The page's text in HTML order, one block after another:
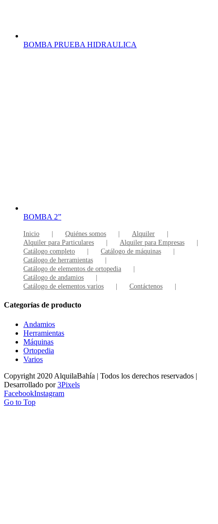
BOMBA PRUEBA HIDRAULICA
BOMBA 2”
Inicio Quiénes somos
Alquiler
Alquiler para Particulares
Alquiler para Empresas
Catálogo completo
Catálogo de máquinas
Catálogo de herramientas
Catálogo de elementos de ortopedia
Catálogo de andamios
Catálogo de elementos varios
Contáctenos
Categorías de producto
Andamios
Herramientas
Máquinas
Ortopedia
Varios
Copyright 2020 AlquilaBahía | Todos los derechos reservados |
Desarrollado por3Pixels
FacebookInstagram
Go to Top